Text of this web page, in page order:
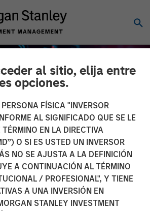
al sitio, elija entre
opciones.
FÍSICA "INVERSOR
AL SIGNIFICADO QUE SE LE
EN LA DIRECTIVA
O SI ES USTED UN INVERSOR
NO SE AJUSTA A LA DEFINICIÓN
A CONTINUACIÓN AL TÉRMINO
/ PROFESIONAL", Y TIENE
A UNA INVERSIÓN EN
STANLEY INVESTMENT
INSIGHTS